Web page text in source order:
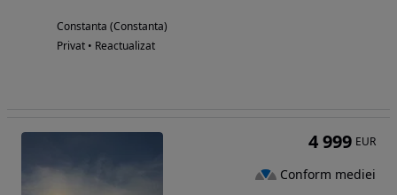
Constanta (Constanta)
Privat • Reactualizat
4 999 EUR
Conform mediei